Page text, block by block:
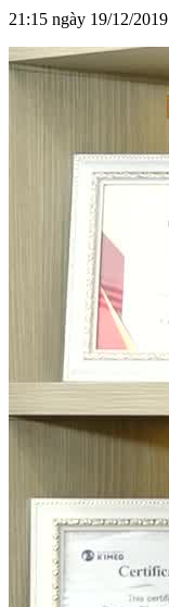
21:15 ngày 19/12/2019